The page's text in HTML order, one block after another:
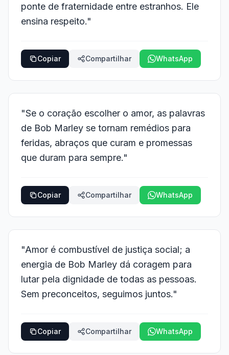
ponte de fraternidade entre estranhos. Ele
ensina respeito."
Copiar Compartilhar WhatsApp
"Se o coração escolher o amor, as palavras
de Bob Marley se tornam remédios para
feridas, abraços que curam e promessas
que duram para sempre."
Copiar Compartilhar WhatsApp
"Amor é combustível de justiça social; a
energia de Bob Marley dá coragem para
lutar pela dignidade de todas as pessoas.
Sem preconceitos, seguimos juntos."
Copiar Compartilhar WhatsApp